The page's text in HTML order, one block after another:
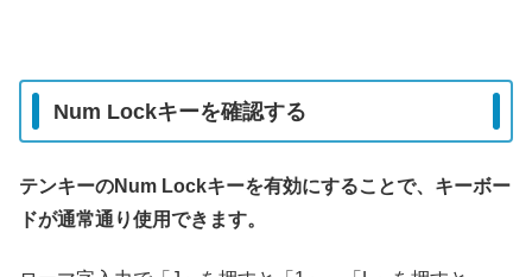
Num Lockキーを確認する
テンキーのNum Lockキーを有効にすることで、キーボー
ドが通常通り使用できます。